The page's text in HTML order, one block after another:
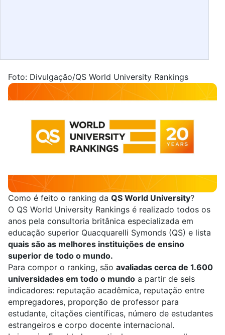
Foto: Divulgação/QS World University Rankings
Como é feito o ranking da QS World University?
O QS World University Rankings é realizado todos os
anos pela consultoria britânica especializada em
educação superior Quacquarelli Symonds (QS) e lista
quais são as melhores instituições de ensino
superior de todo o mundo.
Para compor o ranking, são avaliadas cerca de 1.600
universidades em todo o mundo a partir de seis
indicadores: reputação acadêmica, reputação entre
empregadores, proporção de professor para
estudante, citações científicas, número de estudantes
estrangeiros e corpo docente internacional.